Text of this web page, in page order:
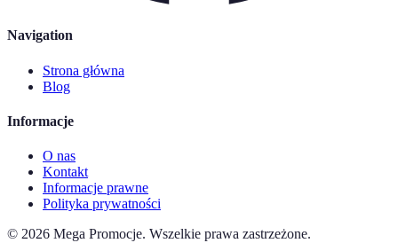
Navigation
Strona główna
Blog
Informacje
O nas
Kontakt
Informacje prawne
Polityka prywatności
© 2026 Mega Promocje. Wszelkie prawa zastrzeżone.